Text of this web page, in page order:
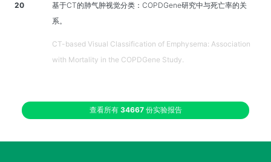
20
基于CT的肺气肿视觉分类：COPDGene研究中与死亡率的关
系。
CT-based Visual Classification of Emphysema: Association
with Mortality in the COPDGene Study.
查看所有 34667份实验报告